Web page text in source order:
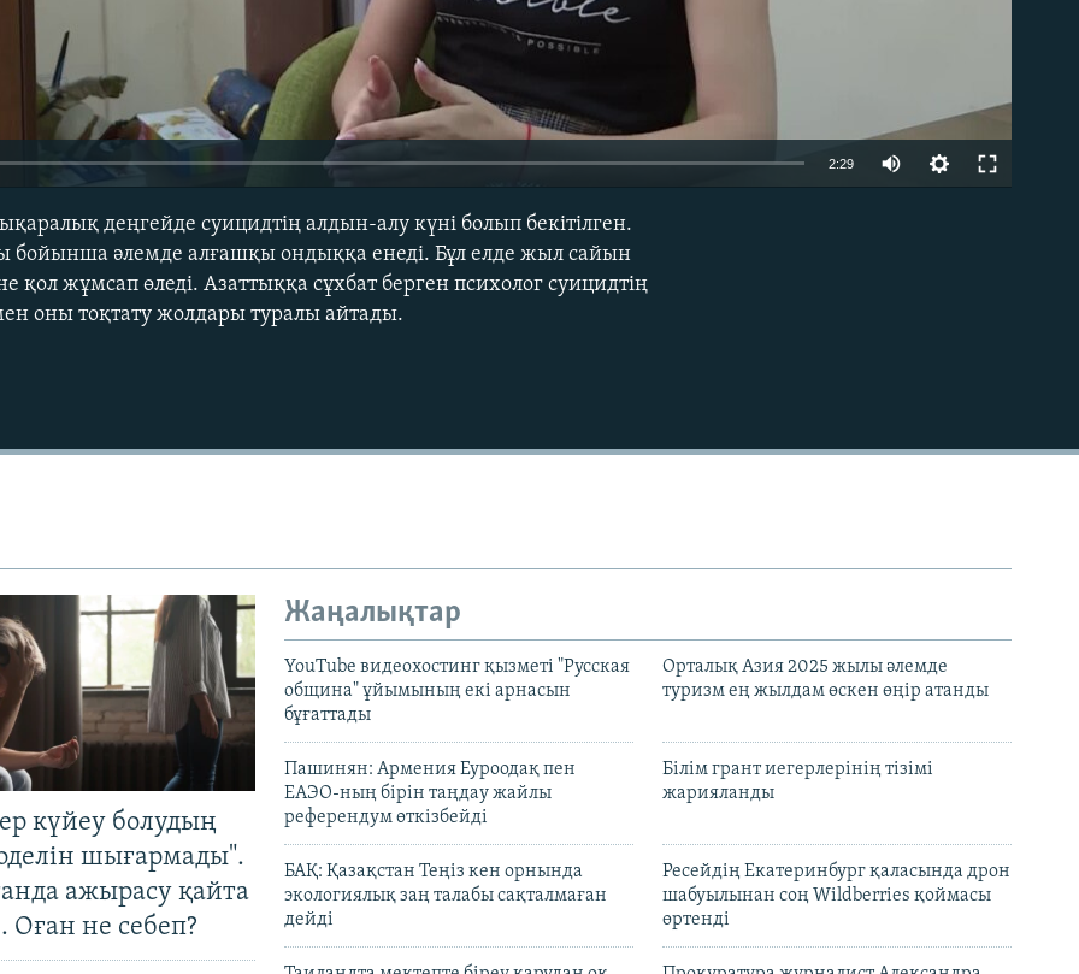
2:29
деңгейде суицидтің алдын-алу күні болып бекітілген.
бойынша әлемде алғашқы ондыққа енеді. Бұл елде жыл сайын
қол жұмсап өледі. Азаттыққа сұхбат берген психолог суицидтің
оны тоқтату жолдары туралы айтады.
күйеу болудың
шығармады".
ажырасу қайта
Оған не себеп?
Жаңалықтар
YouTube видеохостинг қызметі "Русская
община" ұйымының екі арнасын
бұғаттады
Орталық Азия 2025 жылы әлемде
туризм ең жылдам өскен өңір атанды
Пашинян: Армения Еуроодақ пен
ЕАЭО-ның бірін таңдау жайлы
референдум өткізбейді
Білім грант иегерлерінің тізімі
жарияланды
БАҚ: Қазақстан Теңіз кен орнында
экологиялық заң талабы сақталмаған
дейді
Ресейдің Екатеринбург қаласында дрон
шабуылынан соң Wildberries қоймасы
өртенді